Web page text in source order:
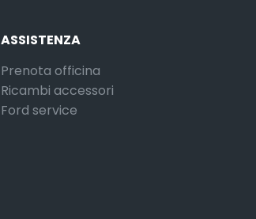
ASSISTENZA
Prenota officina
Ricambi accessori
Ford service